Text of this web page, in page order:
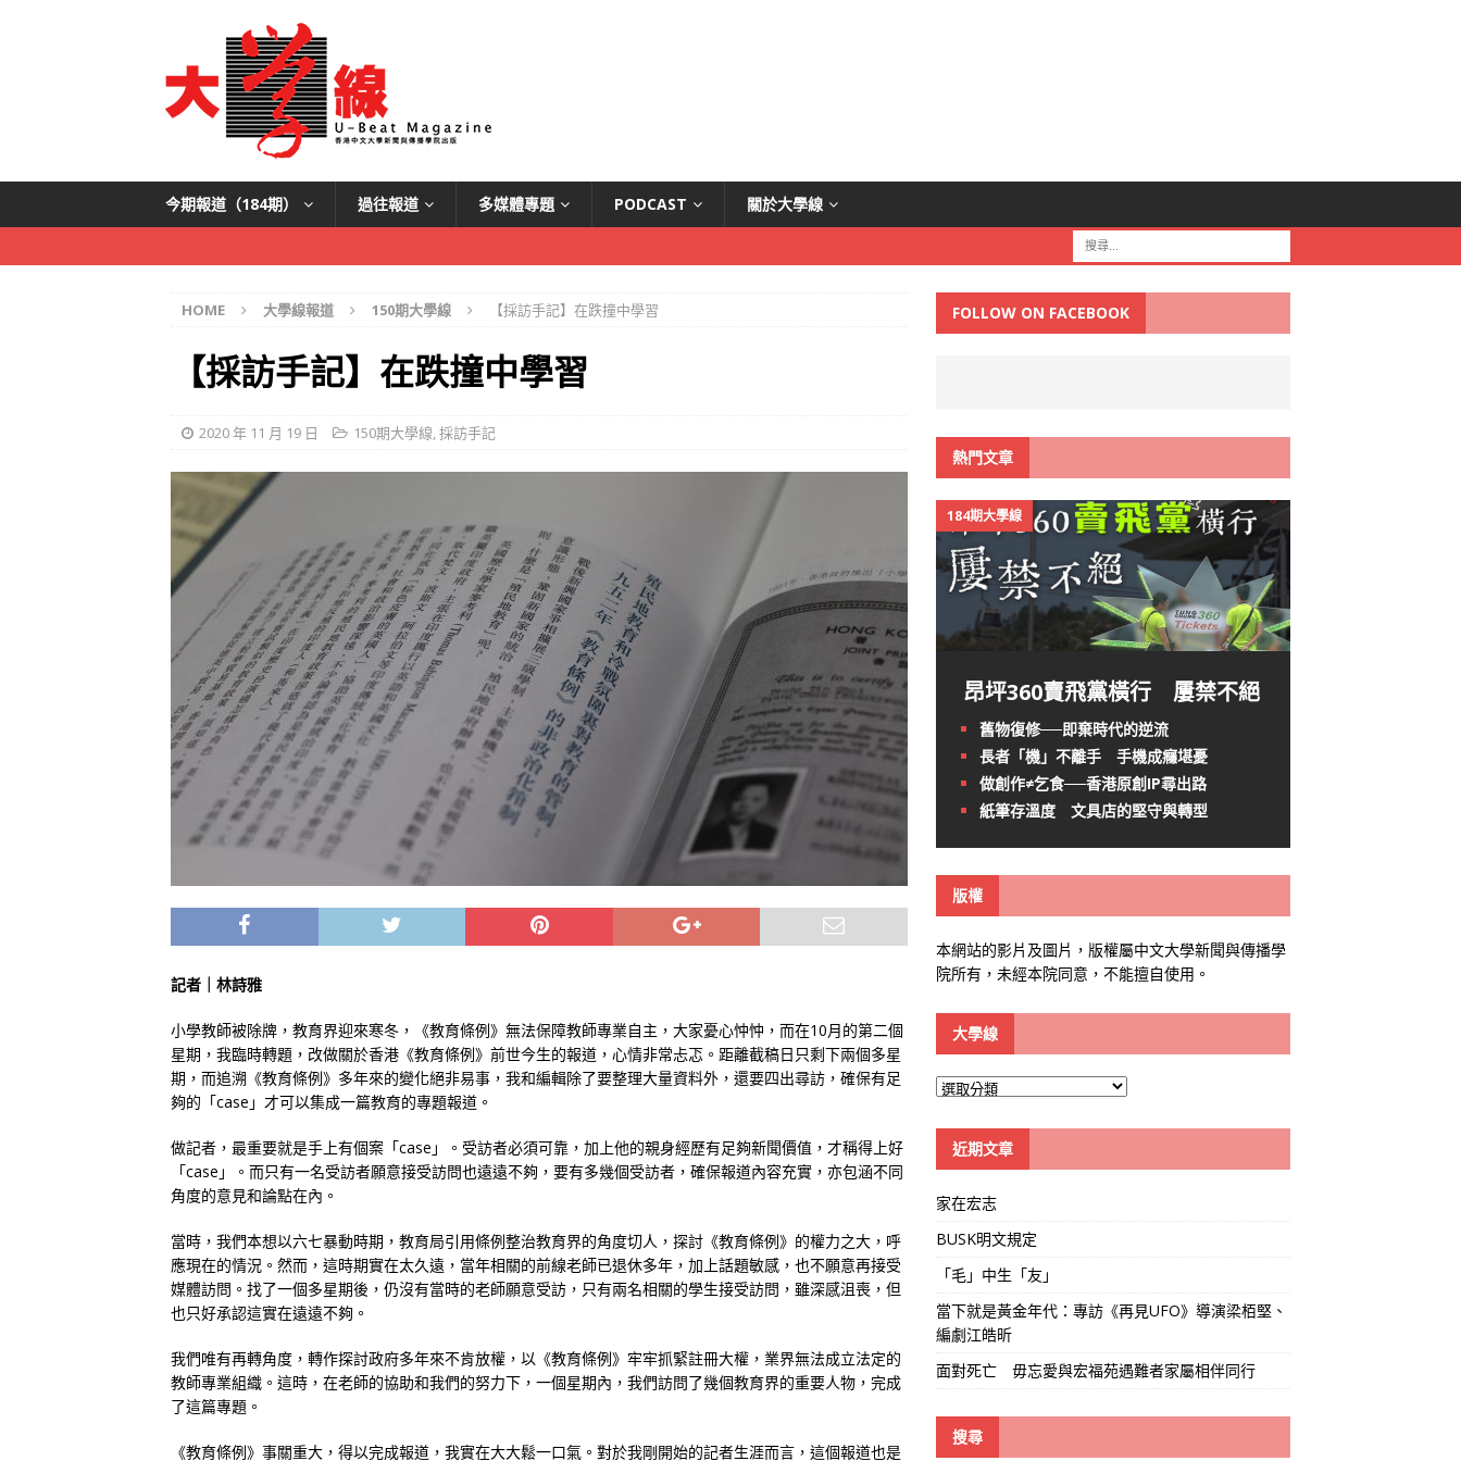
今期報道（184期） 過往報道 多媒體專題 PODCAST 關於大學線
HOME 大學線報道 150期大學線 【採訪手記】在跌撞中學習
【採訪手記】在跌撞中學習
2020 年 11 月 19 日 150期大學線,採訪手記
記者｜林詩雅
小學教師被除牌，教育界迎來寒冬，《教育條例》無法保障教師專業自主，大家憂心忡忡，而在10月的第二個
星期，我臨時轉題，改做關於香港《教育條例》前世今生的報道，心情非常忐忑。距離截稿日只剩下兩個多星
期，而追溯《教育條例》多年來的變化絕非易事，我和編輯除了要整理大量資料外，還要四出尋訪，確保有足
夠的「case」才可以集成一篇教育的專題報道。
做記者，最重要就是手上有個案「case」。受訪者必須可靠，加上他的親身經歷有足夠新聞價值，才稱得上好
「case」。而只有一名受訪者願意接受訪問也遠遠不夠，要有多幾個受訪者，確保報道內容充實，亦包涵不同
角度的意見和論點在內。
當時，我們本想以六七暴動時期，教育局引用條例整治教育界的角度切人，探討《教育條例》的權力之大，呼
應現在的情況。然而，這時期實在太久遠，當年相關的前線老師已退休多年，加上話題敏感，也不願意再接受
媒體訪問。找了一個多星期後，仍沒有當時的老師願意受訪，只有兩名相關的學生接受訪問，雖深感沮喪，但
也只好承認這實在遠遠不夠。
我們唯有再轉角度，轉作探討政府多年來不肯放權，以《教育條例》牢牢抓緊註冊大權，業界無法成立法定的
教師專業組織。這時，在老師的協助和我們的努力下，一個星期內，我們訪問了幾個教育界的重要人物，完成
了這篇專題。
《教育條例》事關重大，得以完成報道，我實在大大鬆一口氣。對於我剛開始的記者生涯而言，這個報道也是
FOLLOW ON FACEBOOK
熱門文章
184期大學線
昂坪360賣飛黨橫行 屢禁不絕
舊物復修──即棄時代的逆流
長者「機」不離手 手機成癮堪憂
做創作≠乞食──香港原創IP尋出路
紙筆存溫度 文具店的堅守與轉型
版權
本網站的影片及圖片，版權屬中文大學新聞與傳播學
院所有，未經本院同意，不能擅自使用。
大學線
大
線
近期文章
家在宏志
BUSK明文規定
「毛」中生「友」
當下就是黃金年代：專訪《再見UFO》導演梁栢堅、
編劇江皓昕
面對死亡 毋忘愛與宏福苑遇難者家屬相伴同行
搜尋